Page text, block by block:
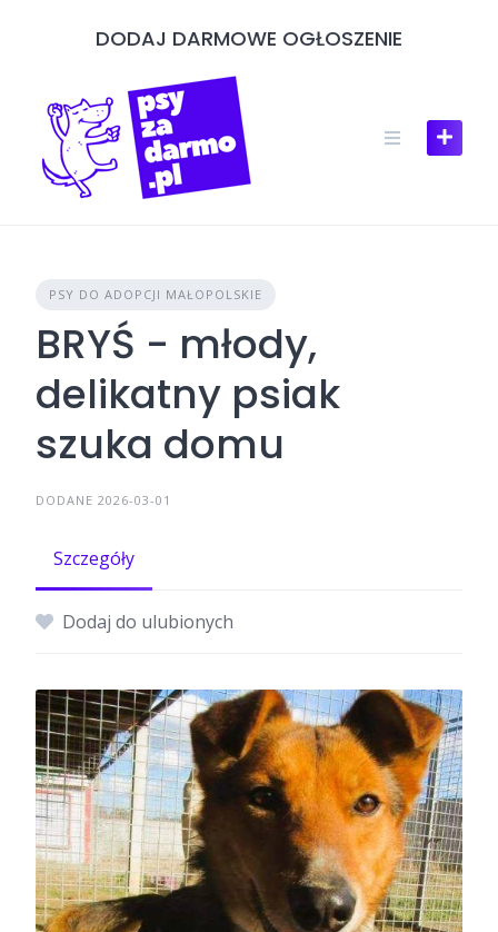
DODAJ DARMOWE OGŁOSZENIE
PSY DO ADOPCJI MAŁOPOLSKIE
BRYŚ - młody,
delikatny psiak
szuka domu
DODANE 2026-03-01
Szczegóły
Dodaj do ulubionych